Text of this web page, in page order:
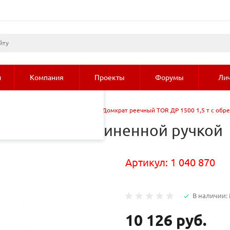
и третьими
страниц
Компания Проекты Форумы
Домкрат реечный TOR ДР 1500 1,5 т с
1,5 т с обрезиненной ручкой
Артикул: 1 040 870
В наличии:
10 126 руб.